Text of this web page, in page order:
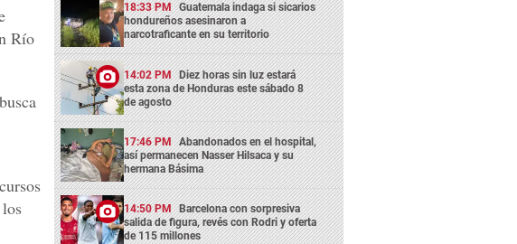
Río
18:33 PM Guatemala indaga si sicarios
hondureños asesinaron a
narcotraficante en su territorio
14:02 PM Diez horas sin luz estará
esta zona de Honduras este sábado 8
de agosto
17:46 PM Abandonados en el hospital,
así permanecen Nasser Hilsaca y su
hermana Básima
14:50 PM Barcelona con sorpresiva
salida de figura, revés con Rodri y oferta
de 115 millones